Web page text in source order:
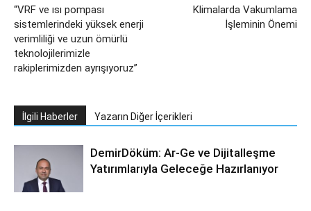
“VRF ve ısı pompası
sistemlerindeki yüksek enerji
verimliliği ve uzun ömürlü
teknolojilerimizle
rakiplerimizden ayrışıyoruz”
Klimalarda Vakumlama
İşleminin Önemi
İlgili Haberler Yazarın Diğer İçerikleri
DemirDöküm: Ar-Ge ve Dijitalleşme
Yatırımlarıyla Geleceğe Hazırlanıyor